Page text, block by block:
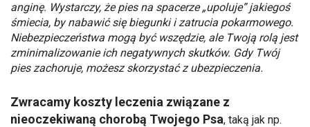
anginę. Wystarczy, że pies na spacerze „upoluje” jakiegoś
śmiecia, by nabawić się biegunki i zatrucia pokarmowego.
Niebezpieczeństwa mogą być wszędzie, ale Twoją rolą jest
zminimalizowanie ich negatywnych skutków. Gdy Twój
pies zachoruje, możesz skorzystać z ubezpieczenia.
Zwracamy koszty leczenia związane z
nieoczekiwaną chorobą Twojego Psa, taką jak np.